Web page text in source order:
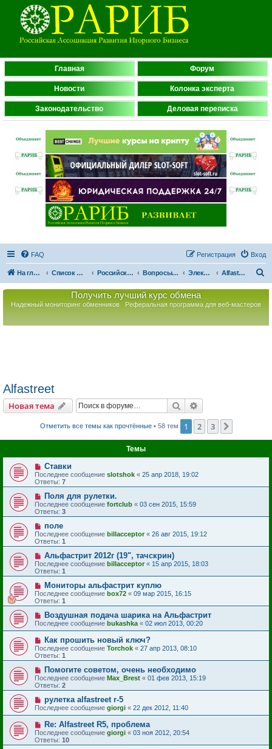
Главная Форум
Новости Колонка эксперта
Законодательство Деловая переписка
FAQ Вход
Регистрация
На главную Список форумов Российская Ассоциация Развития Игорного Бизнеса Вопросы по игорному оборудованию Электронные рулетки Alfastreet
Получить лучший курс обмена
Надежный мониторинг обменников Реферальная программа для веб-мастеров
Alfastreet
Новая тема Поиск
Отметить все темы как прочтённые• 58 тем 1 2 3
Темы
Ставки
Последнее сообщение slotshok « 25 апр 2018, 19:02
Ответы: 7
Поля для рулетки.
Последнее сообщение fortclub « 03 сен 2015, 15:59
Ответы: 3
поле
Последнее сообщение billacceptor« 26 авг 2015, 19:12
Ответы: 1
Альфастрит 2012г (19", тачскрин)
Последнее сообщение billacceptor « 15 апр 2015, 18:03
Ответы: 1
Мониторы альфастрит куплю
Последнее сообщение box72 « 09 мар 2015, 16:15
Ответы: 1
Воздушная подача шарика на Альфастрит
Последнее сообщение bukashka « 02 июл 2013, 00:20
Как прошить новый ключ?
Последнее сообщение Torchok « 27 апр 2013, 08:10
Ответы: 1
Помогите советом, очень необходимо
Последнее сообщение Max_Brest « 01 фев 2013, 15:19
Ответы: 2
рулетка alfastreet r-5
Последнее сообщение giorgi « 22 дек 2012, 11:40
Re: Alfastreet R5, проблема
Последнее сообщение giorgi « 03 ноя 2012, 20:54
Ответы: 10